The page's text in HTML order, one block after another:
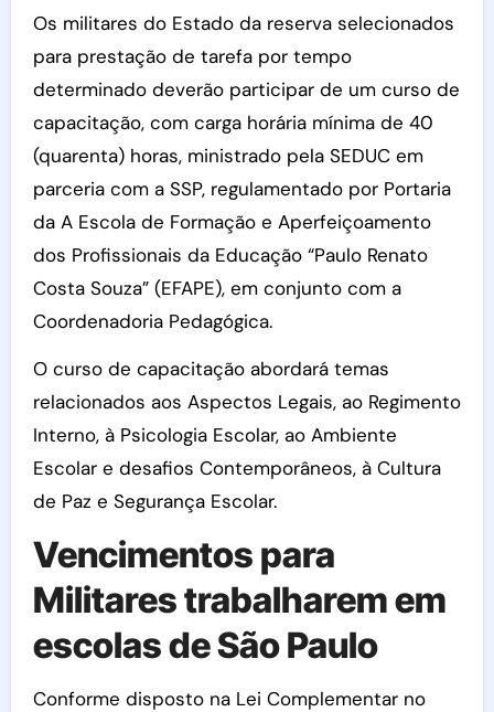
Os militares do Estado da reserva selecionados
para prestação de tarefa por tempo
determinado deverão participar de um curso de
capacitação, com carga horária mínima de 40
(quarenta) horas, ministrado pela SEDUC em
parceria com a SSP, regulamentado por Portaria
da A Escola de Formação e Aperfeiçoamento
dos Profissionais da Educação “Paulo Renato
Costa Souza” (EFAPE), em conjunto com a
Coordenadoria Pedagógica.
O curso de capacitação abordará temas
relacionados aos Aspectos Legais, ao Regimento
Interno, à Psicologia Escolar, ao Ambiente
Escolar e desafios Contemporâneos, à Cultura
de Paz e Segurança Escolar.
Vencimentos para
Militares trabalharem em
escolas de São Paulo
Conforme disposto na Lei Complementar no